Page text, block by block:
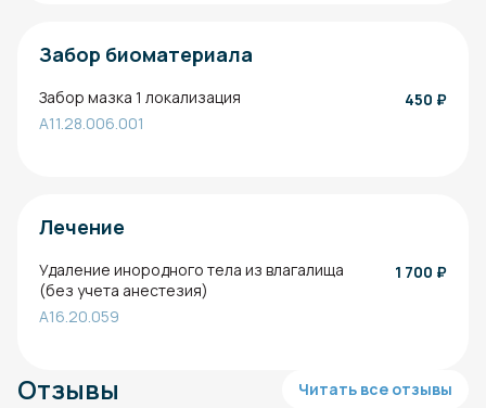
Забор биоматериала
Забор мазка 1 локализация
A11.28.006.001
450 ₽
Лечение
Удаление инородного тела из влагалища
(без учета анестезия)
A16.20.059
1 700 ₽
Отзывы Читать все отзывы